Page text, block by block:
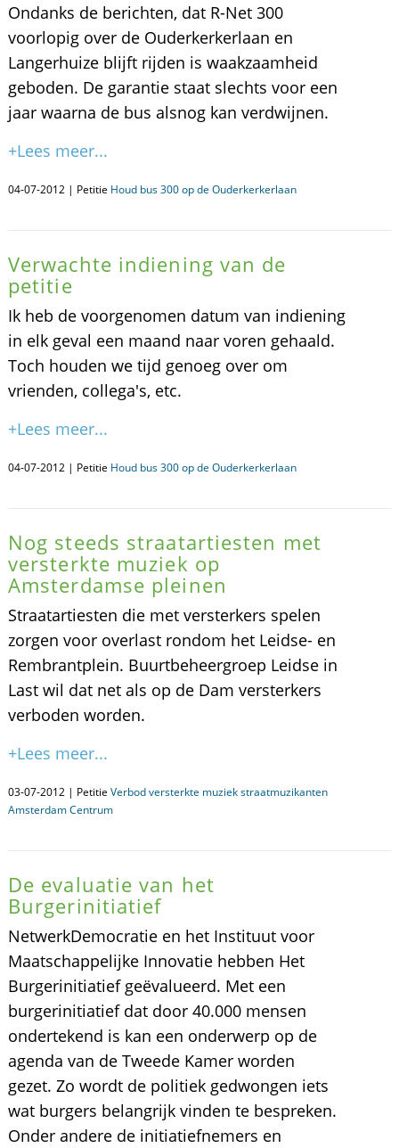
Ondanks de berichten, dat R-Net 300
voorlopig over de Ouderkerkerlaan en
Langerhuize blijft rijden is waakzaamheid
geboden. De garantie staat slechts voor een
jaar waarna de bus alsnog kan verdwijnen.
+Lees meer...
04-07-2012 | Petitie Houd bus 300 op de Ouderkerkerlaan
Verwachte indiening van de
petitie
Ik heb de voorgenomen datum van indiening
in elk geval een maand naar voren gehaald.
Toch houden we tijd genoeg over om
vrienden, collega's, etc.
+Lees meer...
04-07-2012 | Petitie Houd bus 300 op de Ouderkerkerlaan
Nog steeds straatartiesten met
versterkte muziek op
Amsterdamse pleinen
Straatartiesten die met versterkers spelen
zorgen voor overlast rondom het Leidse- en
Rembrantplein. Buurtbeheergroep Leidse in
Last wil dat net als op de Dam versterkers
verboden worden.
+Lees meer...
03-07-2012 | Petitie Verbod versterkte muziek straatmuzikanten
Amsterdam Centrum
De evaluatie van het
Burgerinitiatief
NetwerkDemocratie en het Instituut voor
Maatschappelijke Innovatie hebben Het
Burgerinitiatief geëvalueerd. Met een
burgerinitiatief dat door 40.000 mensen
ondertekend is kan een onderwerp op de
agenda van de Tweede Kamer worden
gezet. Zo wordt de politiek gedwongen iets
wat burgers belangrijk vinden te bespreken.
Onder andere de initiatiefnemers en